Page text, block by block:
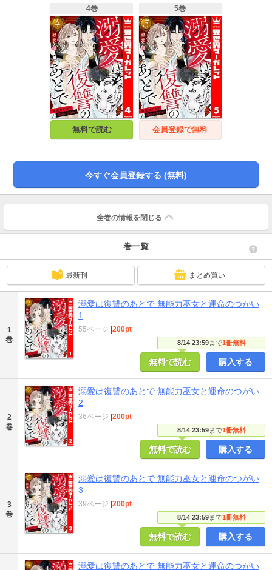
4巻
無料で読む
5巻
会員登録で無料
今すぐ会員登録する (無料)
全巻の情報を 閉じる
巻一覧
最新刊 まとめ買い
1
巻
溺愛は復讐のあとで 無能力巫女と運命のつがい
1
8/14 23:59まで1冊無料
55ページ |200pt
無料で読む 購入する
2
巻
溺愛は復讐のあとで 無能力巫女と運命のつがい
2
8/14 23:59まで1冊無料
36ページ |200pt
無料で読む 購入する
3
巻
溺愛は復讐のあとで 無能力巫女と運命のつがい
3
8/14 23:59まで1冊無料
39ページ |200pt
無料で読む 購入する
溺愛は復讐のあとで 無能力巫女と運命のつがい